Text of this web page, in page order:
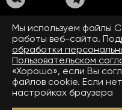
На сайте применяются
Правилах применения
Средство массовой информации
зарегистрировано Федеральной
информационных технологий и
Свидетельство о регистрации
от 28.02.2018. Название —
Учредитель (соучредители) СМИ
«Национальный спортивный
Мы используем файлы
работы веб-сайта.
обработки
Пользовательском
«Хорошо», если Вы
файлов cookie. Если
настройках браузера